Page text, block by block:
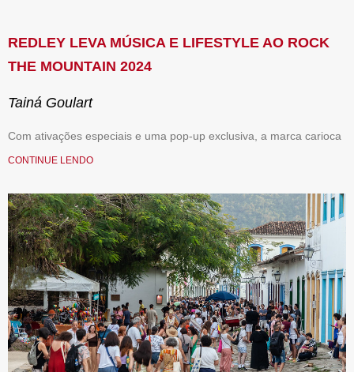
REDLEY LEVA MÚSICA E LIFESTYLE AO ROCK
THE MOUNTAIN 2024
Tainá Goulart
Com ativações especiais e uma pop-up exclusiva, a marca carioca
CONTINUE LENDO